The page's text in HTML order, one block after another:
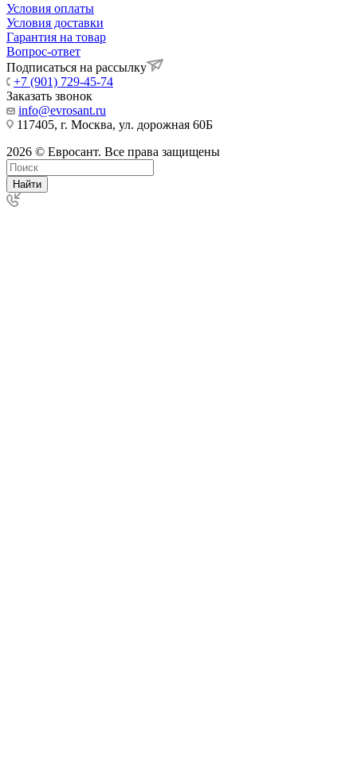
Условия оплаты
Условия доставки
Гарантия на товар
Вопрос-ответ
Подписаться на рассылку
+7 (901) 729-45-74
Заказать звонок
info@evrosant.ru
117405, г. Москва, ул. дорожная 60Б
2026 © Евросант. Все права защищены
Найти